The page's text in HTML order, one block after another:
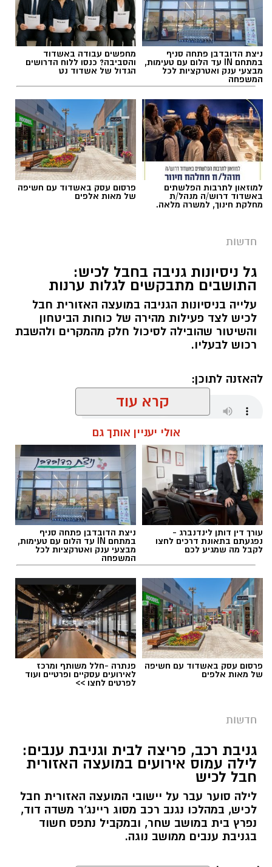
ניצת הדובדבן פתחה סניף
במתחם IN עד הלום עם טעימות,
מבצעי ענק ואטרקציות לכל
המשפחה
מחפשים עבודה באשדוד
והסביבה? כנסו ללוח הדרושים
הגדול של אשדוד נט
למוזאון לתרבות הפלשתים
באשדוד דרוש/ה מנהל/ת
מחלקת חינוך, למשרה מלאה.
פרסום עסק באשדוד עם חשיפה
של מאות אלפים
חדשות
גל ניסיונות גניבה בחבל לכיש:
התושבים מתבקשים לגלות ערנות
עלייה בניסיונות הגניבה במועצה האזורית חבל
לכיש לצד פעילות מהירה של כוחות הביטחון
והשיטור שהובילה לסיכול חלק מהמקרים ולהשבת
רכוש לבעליו.
להאזנה לתוכן:
אלדה נתנאל / 18:01 08.08.26
תגים: חבל לכיש
במהלך סוף השבוע אירעו שני ניסיונות לגניבה
מסחרית של ענבים באזור מושב לכיש. על פי
הדיווח, החשודים הגיעו ברכב ללא אורות, אך
בעקבות אינדיקציה שהתקבלה הוזעק שומר
השדות למקום, והגנבים נמלטו לפני שהצליחו
להשלים את הגניבה.
קרא עוד
אולי יעניין אותך גם
עורך דין דותן לינדנברג -
נפגעתם בתאונת דרכים לחצו
לקבל מה שמגיע לכם
ניצת הדובדבן פתחה סניף
במתחם IN עד הלום עם טעימות,
מבצעי ענק ואטרקציות לכל
המשפחה
פרסום עסק באשדוד עם חשיפה
של מאות אלפים
פנתרה -חלל משותף ומרכז
לאירועים עסקיים ופרטיים ועוד
לפרטים לחצו >>
חדשות
גניבת רכב, פריצה לבית וגניבת ענבים:
לילה עמוס אירועים במועצה האזורית
חבל לכיש
לילה סוער עבר על יישובי המועצה האזורית חבל
לכיש, במהלכו נגנב רכב מסוג ריינג'ר משדה דוד,
נפרץ בית במושב שחר, ובמקביל נתפס חשוד
בגניבת ענבים ממושב נוגה.